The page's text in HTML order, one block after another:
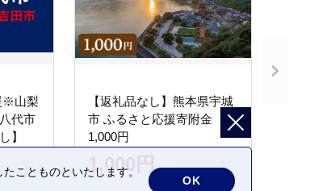
※山梨
代市
】
【返礼品なし】熊本県宇城
市 ふるさと応援寄附金
1,000円
1,000円
ことものといたします。
OK